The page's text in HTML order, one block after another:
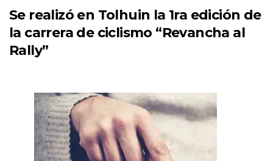
Se realizó en Tolhuin la 1ra edición de
la carrera de ciclismo “Revancha al
Rally”